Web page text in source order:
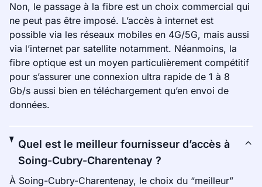
Non, le passage à la fibre est un choix commercial qui
ne peut pas être imposé. L’accès à internet est
possible via les réseaux mobiles en 4G/5G, mais aussi
via l’internet par satellite notamment. Néanmoins, la
fibre optique est un moyen particulièrement compétitif
pour s’assurer une connexion ultra rapide de 1 à 8
Gb/s aussi bien en téléchargement qu’en envoi de
données.
Quel est le meilleur fournisseur d’accès à
Soing-Cubry-Charentenay ?
À Soing-Cubry-Charentenay, le choix du “meilleur”